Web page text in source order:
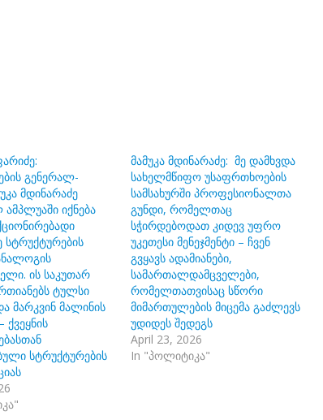
გენერალ-
მდინარაძე
იქნება
სტრუქტურების
ის საკუთარ
ტულსი
მარკვინ მალინის
ქვეყნის
სტრუქტურების
მამუკა მდინარაძე: მე დამხვდა
სახელმწიფო უსაფრთხოების
სამსახურში პროფესიონალთა
გუნდი, რომელთაც
სჭირდებოდათ კიდევ უფრო
უკეთესი მენეჯმენტი – ჩვენ
გვყავს ადამიანები,
სამართალდამცველები,
რომელთათვისაც სწორი
მიმართულების მიცემა გაძლევს
უდიდეს შედეგს
April 23, 2026
In "პოლიტიკა"